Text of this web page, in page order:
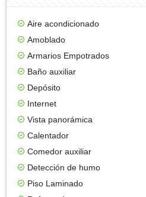
Aire acondicionado
Amoblado
Armarios Empotrados
Baño auxiliar
Depósito
Internet
Vista panorámica
Calentador
Comedor auxiliar
Detección de humo
Piso Laminado